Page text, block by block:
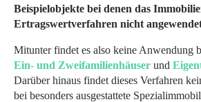
Beispielobjekte bei denen das
Ertragswertverfahren nicht
Mitunter findet es also keine Anwendung
Ein- und Zweifamilienhäuser und
Darüber hinaus findet dieses Verfahren
bei besonders ausgestattete